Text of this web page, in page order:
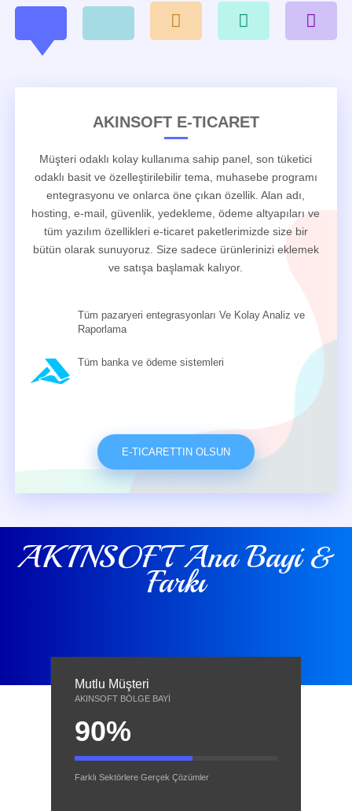
AKINSOFT E-TICARET
Müşteri odaklı kolay kullanıma sahip panel, son tüketici
odaklı basit ve özelleştirilebilir tema, muhasebe programı
entegrasyonu ve onlarca öne çıkan özellik. Alan adı,
hosting, e-mail, güvenlik, yedekleme, ödeme altyapıları ve
tüm yazılım özellikleri e-ticaret paketlerimizde size bir
bütün olarak sunuyoruz. Size sadece ürünlerinizi eklemek
ve satışa başlamak kalıyor.
Tüm pazaryeri entegrasyonları Ve Kolay Analiz ve
Raporlama
Tüm banka ve ödeme sistemleri
E-TICARETTIN OLSUN
AKINSOFT Ana Bayi &
Farkı
Mutlu Müşteri
AKINSOFT BÖLGE BAYİ
90%
Farklı Sektörlere Gerçek Çözümler